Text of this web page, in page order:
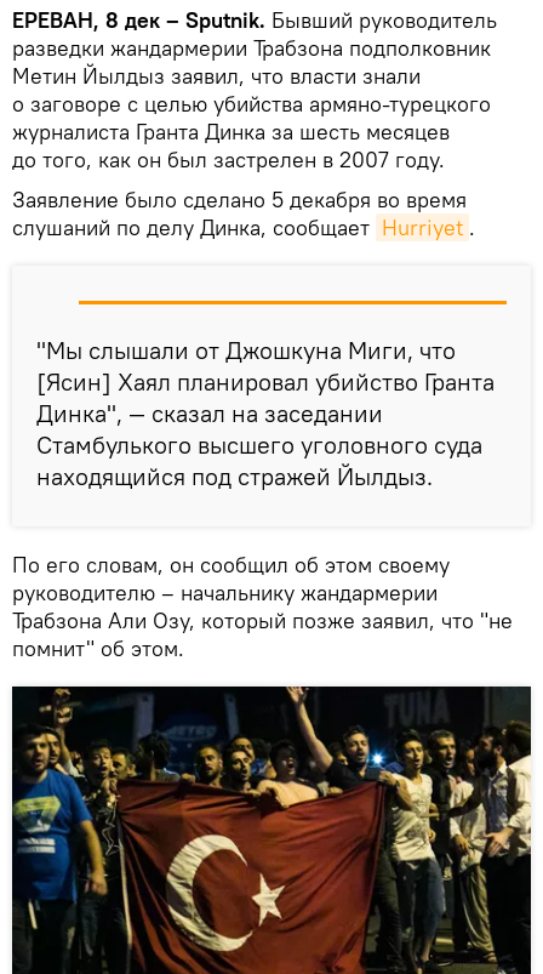
ЕРЕВАН, 8 дек – Sputnik. Бывший руководитель
разведки жандармерии Трабзона подполковник
Метин Йылдыз заявил, что власти знали
о заговоре с целью убийства армяно-турецкого
журналиста Гранта Динка за шесть месяцев
до того, как он был застрелен в 2007 году.
Заявление было сделано 5 декабря во время
слушаний по делу Динка, сообщает Hurriyet .
"Мы слышали от Джошкунa Миги, что
[Ясин] Хаял планировал убийство Гранта
Динка", — сказал на заседании
Стамбулького высшего уголовного суда
находящийся под стражей Йылдыз.
По его словам, он сообщил об этом своему
руководителю – начальнику жандармерии
Трабзона Али Озу, который позже заявил, что "не
помнит" об этом.